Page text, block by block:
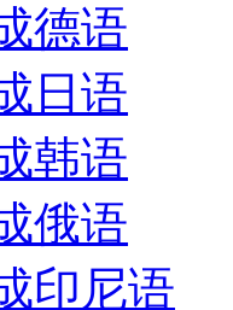
德语
日语
韩语
俄语
印尼语